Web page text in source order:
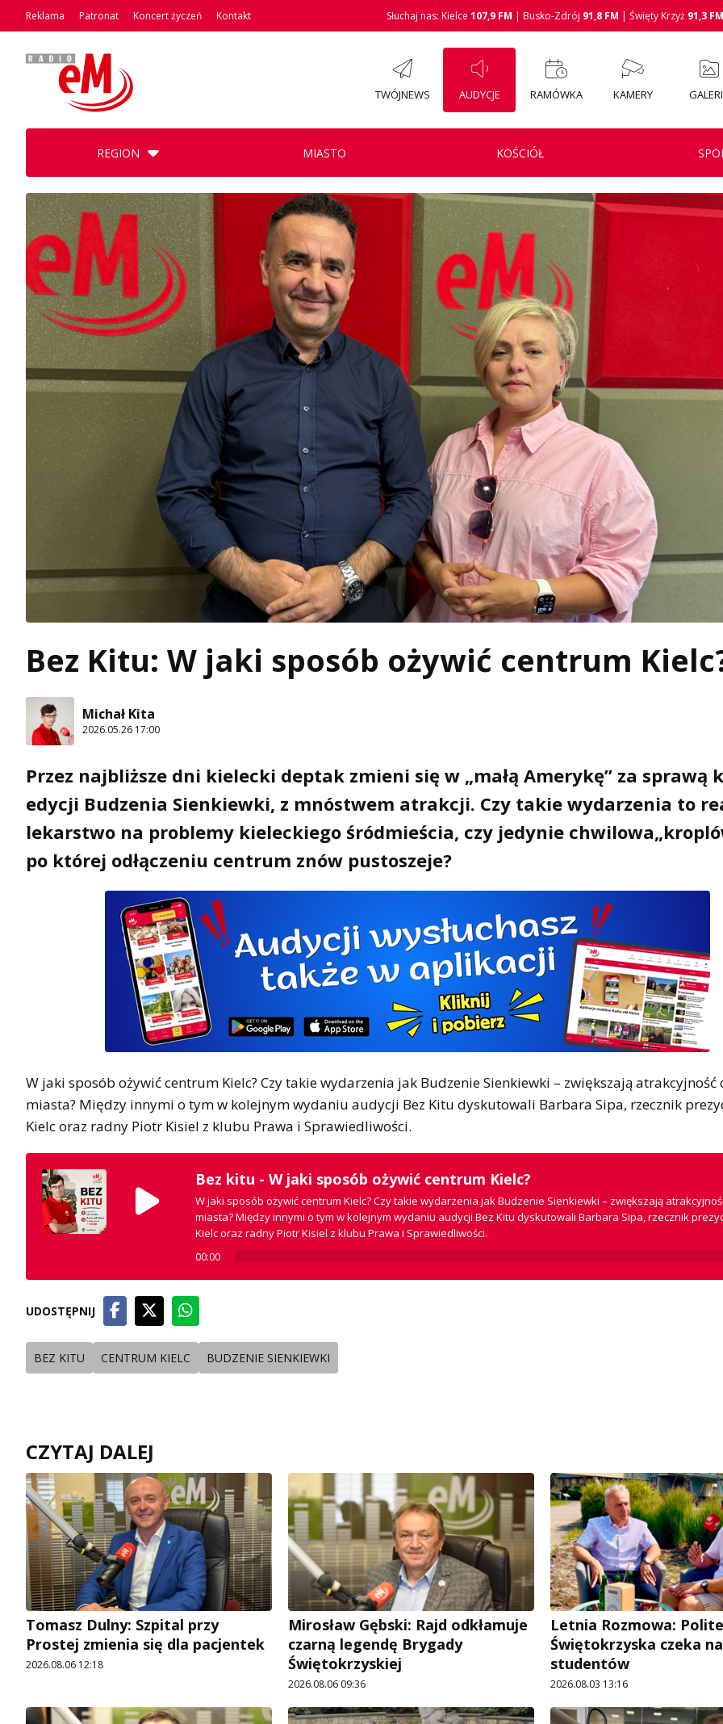
Reklama Patronat Koncert życzeń Kontakt Słuchaj nas: Kielce 107,9 FM | Busko-Zdrój 91,8 FM | Święty Krzyż 91,3 FM
TWÓJNEWS AUDYCJE RAMÓWKA KAMERY
REGION MIASTO KOŚCIÓŁ
Bez Kitu: W jaki sposób ożywić centrum
Michał Kita
2026.05.26 17:00
Przez najbliższe dni kielecki deptak zmieni się w „małą Amerykę” za sprawą
edycji Budzenia Sienkiewki, z mnóstwem atrakcji. Czy takie wydarzenia to
lekarstwo na problemy kieleckiego śródmieścia, czy jedynie
po której odłączeniu centrum znów pustoszeje?
W jaki sposób ożywić centrum Kielc? Czy takie wydarzenia jak Budzenie Sienkiewki – zwiększają
miasta? Między innymi o tym w kolejnym wydaniu audycji Bez Kitu dyskutowali Barbara Sipa, rzecznik
Kielc oraz radny Piotr Kisiel z klubu Prawa i Sprawiedliwości.
Bez kitu - W jaki sposób ożywić centrum Kielc?
W jaki sposób ożywić centrum Kielc? Czy takie wydarzenia jak Budzenie Sienkiewki – zwiększają
miasta? Między innymi o tym w kolejnym wydaniu audycji Bez Kitu dyskutowali Barbara Sipa, rzecznik
Kielc oraz radny Piotr Kisiel z klubu Prawa i Sprawiedliwości.
00:00
UDOSTĘPNIJ
BEZ KITU CENTRUM KIELC BUDZENIE SIENKIEWKI
CZYTAJ DALEJ
Tomasz Dulny: Szpital przy
Prostej zmienia się dla pacjentek
2026.08.06 12:18
Mirosław Gębski: Rajd odkłamuje
czarną legendę Brygady
Świętokrzyskiej
2026.08.06 09:36
Letnia Rozmowa:
Świętokrzyska czeka na
studentów
2026.08.03 13:16